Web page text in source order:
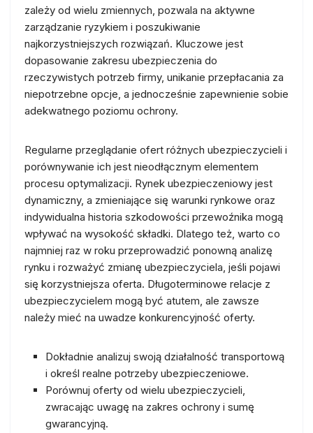
zależy od wielu zmiennych, pozwala na aktywne
zarządzanie ryzykiem i poszukiwanie
najkorzystniejszych rozwiązań. Kluczowe jest
dopasowanie zakresu ubezpieczenia do
rzeczywistych potrzeb firmy, unikanie przepłacania za
niepotrzebne opcje, a jednocześnie zapewnienie sobie
adekwatnego poziomu ochrony.
Regularne przeglądanie ofert różnych ubezpieczycieli i
porównywanie ich jest nieodłącznym elementem
procesu optymalizacji. Rynek ubezpieczeniowy jest
dynamiczny, a zmieniające się warunki rynkowe oraz
indywidualna historia szkodowości przewoźnika mogą
wpływać na wysokość składki. Dlatego też, warto co
najmniej raz w roku przeprowadzić ponowną analizę
rynku i rozważyć zmianę ubezpieczyciela, jeśli pojawi
się korzystniejsza oferta. Długoterminowe relacje z
ubezpieczycielem mogą być atutem, ale zawsze
należy mieć na uwadze konkurencyjność oferty.
Dokładnie analizuj swoją działalność transportową
i określ realne potrzeby ubezpieczeniowe.
Porównuj oferty od wielu ubezpieczycieli,
zwracając uwagę na zakres ochrony i sumę
gwarancyjną.